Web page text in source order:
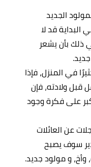
الجديد
قد لا
بأن يشعر
في المنزل، فإذا
ولادته، فإن
على فكرة وجود
عن العائلات
سوف يصبح
و مولود جديد.